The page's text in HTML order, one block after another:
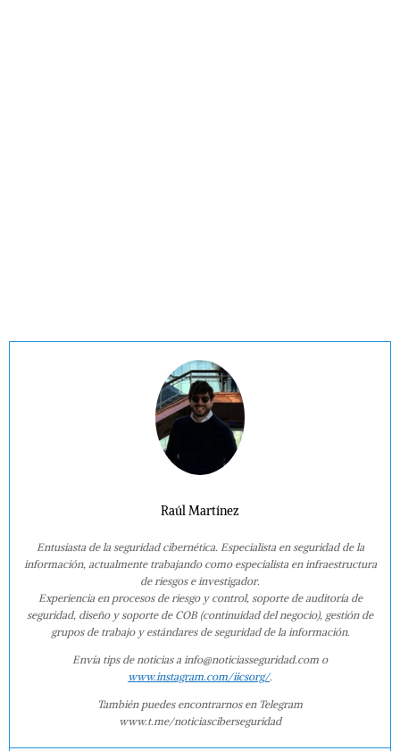
Raúl Martínez
Entusiasta de la seguridad cibernética. Especialista en seguridad de la
información, actualmente trabajando como especialista en infraestructura
de riesgos e investigador.
Experiencia en procesos de riesgo y control, soporte de auditoría de
seguridad, diseño y soporte de COB (continuidad del negocio), gestión de
grupos de trabajo y estándares de seguridad de la información.
Envía tips de noticias a info@noticiasseguridad.com o
www.instagram.com/iicsorg/.
También puedes encontrarnos en Telegram
www.t.me/noticiasciberseguridad